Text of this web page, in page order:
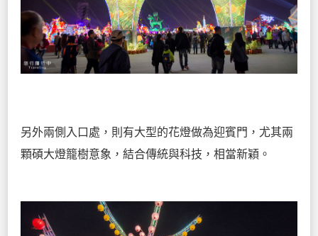
另外兩側入口處，則有大型的花燈做為迎賓門，尤其兩
顆碩大燈籠樹意象，結合傳統與科技，相當新穎。